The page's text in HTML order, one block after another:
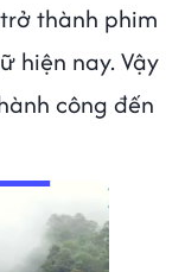
thành phim
hiện nay. Vậy
công đến